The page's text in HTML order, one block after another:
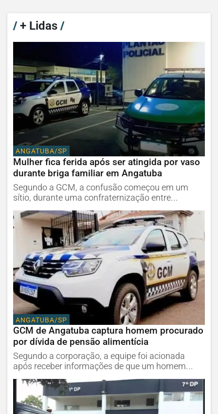
/+ Lidas /
ANGATUBA/SP
Mulher fica ferida após ser atingida por vaso
durante briga familiar em Angatuba
Segundo a GCM, a confusão começou em um
sítio, durante uma confraternização entre...
ANGATUBA/SP
GCM de Angatuba captura homem procurado
por dívida de pensão alimentícia
Segundo a corporação, a equipe foi acionada
após receber informações de que um homem...